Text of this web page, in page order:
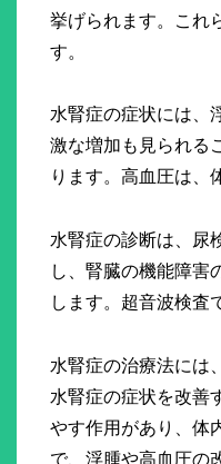
挙げられます。これ
す。
水腎症の症状には、
激な増加も見られる
ります。高血圧は、
水腎症の診断は、尿
し、腎臓の機能障害
します。超音波検査
水腎症の治療法には
水腎症の症状を改善
やす作用があり、体
で、浮腫や高血圧の